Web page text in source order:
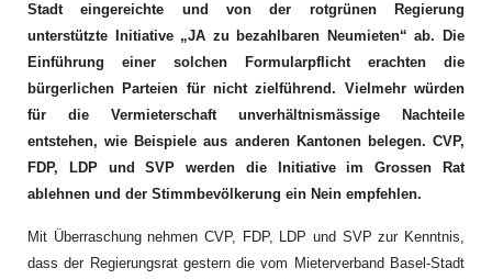
Stadt eingereichte und von der rotgrünen Regierung
unterstützte Initiative „JA zu bezahlbaren Neumieten“ ab. Die
Einführung einer solchen Formularpflicht erachten die
bürgerlichen Parteien für nicht zielführend. Vielmehr würden
für die Vermieterschaft unverhältnismässige Nachteile
entstehen, wie Beispiele aus anderen Kantonen belegen. CVP,
FDP, LDP und SVP werden die Initiative im Grossen Rat
ablehnen und der Stimmbevölkerung ein Nein empfehlen.
Mit Überraschung nehmen CVP, FDP, LDP und SVP zur Kenntnis,
dass der Regierungsrat gestern die vom Mieterverband Basel-Stadt